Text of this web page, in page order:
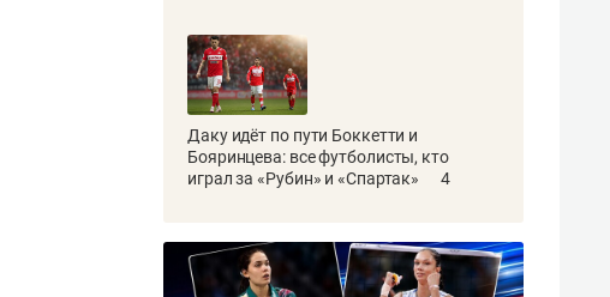
Даку идёт по пути Боккетти и
Бояринцева: все футболисты, кто
играл за «Рубин» и «Спартак»
4